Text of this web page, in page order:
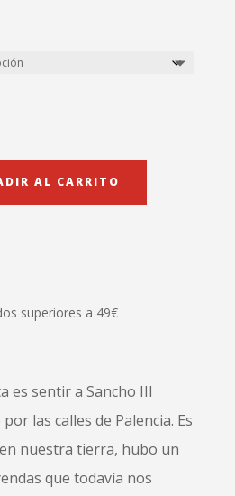
AL CARRITO
superiores a 49€
es sentir a Sancho III
las calles de Palencia. Es
nuestra tierra, hubo un
que todavía nos